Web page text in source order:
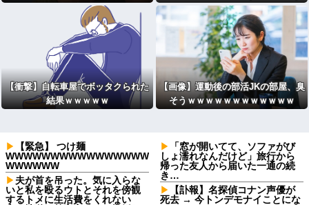
えられず号泣してしまう
【衝撃】自転車屋でボッタクられた
結果ｗｗｗｗｗ
【画像】運動後の部活JKの部屋、臭
そうｗｗｗｗｗｗｗｗｗｗｗｗ
【緊急】 つけ麺
WWWWWWWWWWWWWWWW
WWWWWW
夫が首を吊った。気に入らな
いと私を殴るウトとそれを傍観
するトメに生活費をくれない
「窓が開いてて、ソファがび
しょ濡れなんだけど」旅行から
帰った友人から届いた一通の続
き…
【訃報】名探偵コナン声優が
死去 → 今トンデモナイことにな